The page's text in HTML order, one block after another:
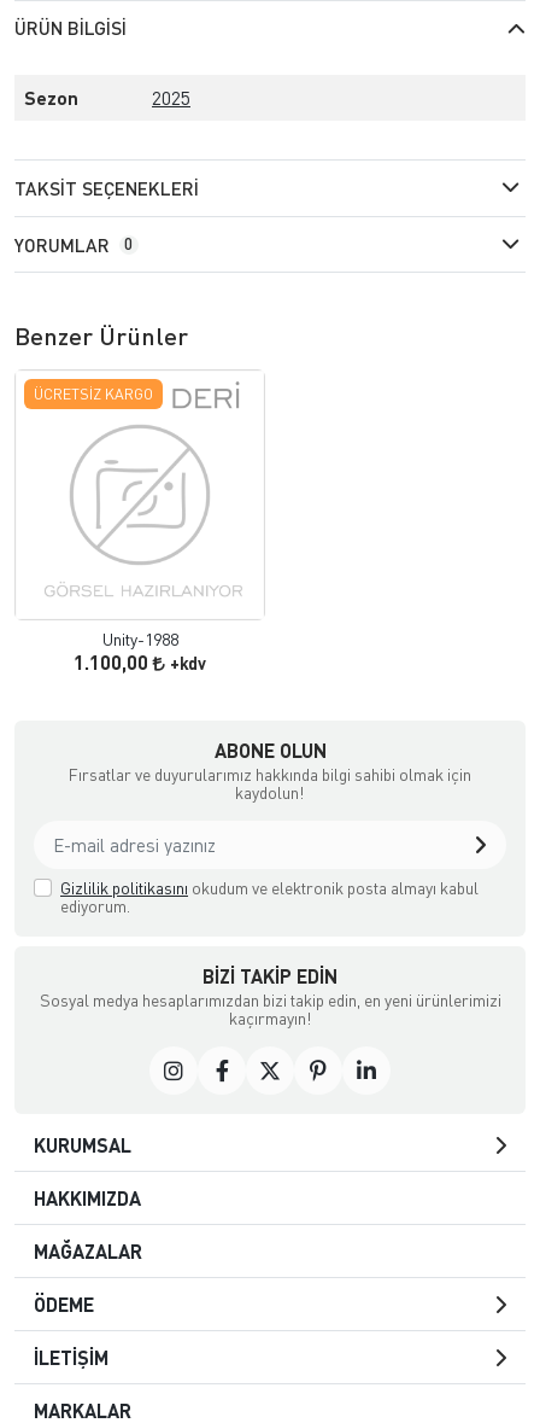
ÜRÜN BILGISI
Sezon 2025
TAKSIT SEÇENEKLERI
YORUMLAR 0
Benzer Ürünler
ÜCRETSIZ KARGO
Unity-1988
1.100,00 +kdv
ABONE OLUN
Fırsatlar ve duyurularımız hakkında bilgi sahibi olmak için
kaydolun!
Gizlilik politikasını okudum ve elektronik posta almayı kabul
ediyorum.
BIZI TAKIP EDIN
Sosyal medya hesaplarımızdan bizi takip edin, en yeni ürünlerimizi
kaçırmayın!
KURUMSAL
HAKKIMIZDA
MAĞAZALAR
ÖDEME
İLETİŞİM
MARKALAR